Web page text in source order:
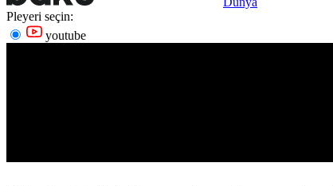
Pleyeri seçin:
youtube